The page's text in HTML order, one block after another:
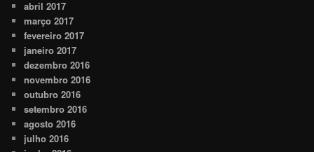
abril 2017
março 2017
fevereiro 2017
janeiro 2017
dezembro 2016
novembro 2016
outubro 2016
setembro 2016
agosto 2016
julho 2016